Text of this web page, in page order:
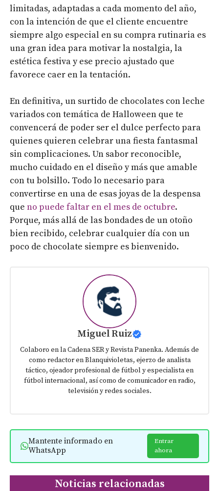
limitadas, adaptadas a cada momento del año,
con la intención de que el cliente encuentre
siempre algo especial en su compra rutinaria es
una gran idea para motivar la nostalgia, la
estética festiva y ese precio ajustado que
favorece caer en la tentación.
En definitiva, un surtido de chocolates con leche
variados con temática de Halloween que te
convencerá de poder ser el dulce perfecto para
quienes quieren celebrar una fiesta fantasmal
sin complicaciones. Un sabor reconocible,
mucho cuidado en el diseño y más que amable
con tu bolsillo. Todo lo necesario para
convertirse en una de esas joyas de la despensa
que no puede faltar en el mes de octubre.
Porque, más allá de las bondades de un otoño
bien recibido, celebrar cualquier día con un
poco de chocolate siempre es bienvenido.
Miguel Ruiz
Colaboro en la Cadena SER y Revista Panenka. Además de
como redactor en Blanquivioletas, ejerzo de analista
táctico, ojeador profesional de fútbol y especialista en
fútbol internacional, así como de comunicador en radio,
televisión y redes sociales.
Mantente informado en
WhatsApp
Entrar
ahora
Noticias relacionadas